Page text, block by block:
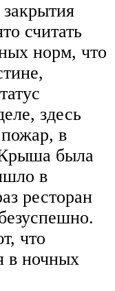
считать
норм, что
здесь
в
была
в
ресторан
что
в ночных